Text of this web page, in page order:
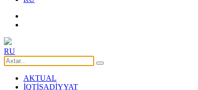
RU
AKTUAL
İQTİSADİYYAT